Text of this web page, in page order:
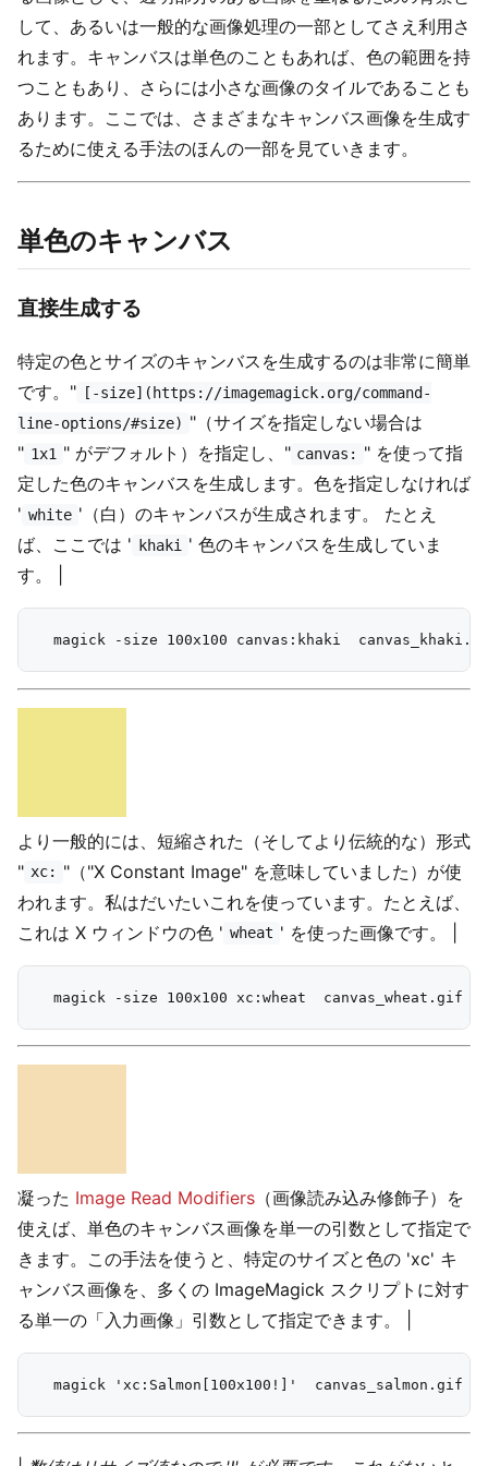
して、あるいは一般的な画像処理の一部としてさえ利用さ
れます。キャンバスは単色のこともあれば、色の範囲を持
つこともあり、さらには小さな画像のタイルであることも
あります。ここでは、さまざまなキャンバス画像を生成す
るために使える手法のほんの一部を見ていきます。
単色のキャンバス
直接生成する
特定の色とサイズのキャンバスを生成するのは非常に簡単
です。"
[-size](https://imagemagick.org/command-
line-options/#size) "（サイズを指定しない場合は
" 1x1 " がデフォルト）を指定し、" canvas:
" を使って指
定した色のキャンバスを生成します。色を指定しなければ
' white '（白）のキャンバスが生成されます。 たとえ
ば、ここでは '
khaki ' 色のキャンバスを生成していま
す。 |
より一般的には、短縮された（そしてより伝統的な）形式
" xc:
"（"X Constant Image" を意味していました）が使
われます。私はだいたいこれを使っています。たとえば、
これは X ウィンドウの色 ' wheat ' を使った画像です。 |
凝った Image Read Modifiers （画像読み込み修飾子）を
使えば、単色のキャンバス画像を単一の引数として指定で
きます。この手法を使うと、特定のサイズと色の 'xc' キ
ャンバス画像を、多くの ImageMagick スクリプトに対す
る単一の「入力画像」引数として指定できます。 |